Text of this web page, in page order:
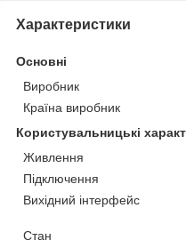
Характеристики
Основні
Виробник
Країна виробник
Користувальницькі
Живлення
Підключення
Вихідний інтерфейс
Стан